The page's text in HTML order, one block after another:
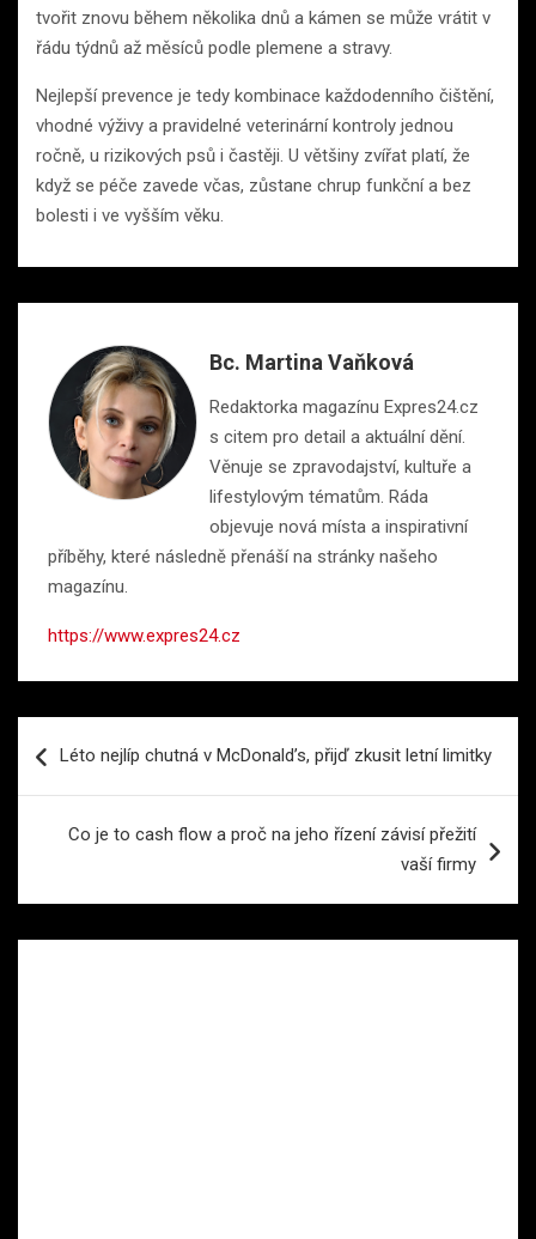
tvořit znovu během několika dnů a kámen se může vrátit v
řádu týdnů až měsíců podle plemene a stravy.
Nejlepší prevence je tedy kombinace každodenního čištění,
vhodné výživy a pravidelné veterinární kontroly jednou
ročně, u rizikových psů i častěji. U většiny zvířat platí, že
když se péče zavede včas, zůstane chrup funkční a bez
bolesti i ve vyšším věku.
Bc. Martina Vaňková
Redaktorka magazínu Expres24.cz
s citem pro detail a aktuální dění.
Věnuje se zpravodajství, kultuře a
lifestylovým tématům. Ráda
objevuje nová místa a inspirativní
příběhy, které následně přenáší na stránky našeho
magazínu.
https://www.expres24.cz
proLéto nejlíp chutná v McDonald’s, přijď zkusit letní limitky
Co je to cash flow a proč na jeho řízení závisí přežití
vaší firmy